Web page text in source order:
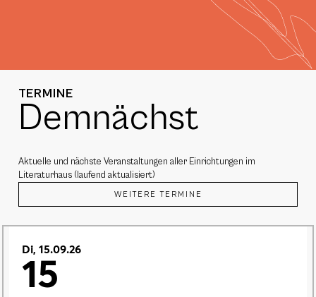
TERMINE
Demnächst
Aktuelle und nächste Veranstaltungen aller Einrichtungen im
Literaturhaus (laufend aktualisiert)
WEITERE TERMINE
Di, 15.09.26
15